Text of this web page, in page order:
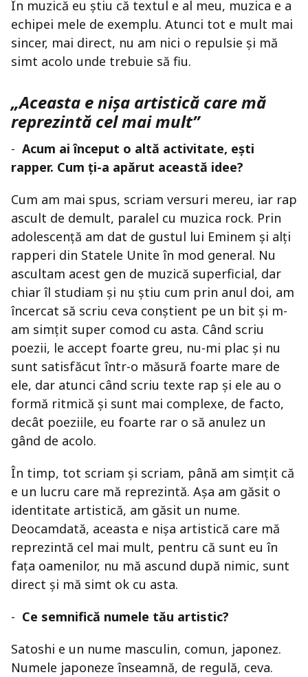
În muzică eu știu că textul e al meu, muzica e a
echipei mele de exemplu. Atunci tot e mult mai
sincer, mai direct, nu am nici o repulsie și mă
simt acolo unde trebuie să fiu.
„Aceasta e nișa artistică care mă
reprezintă cel mai mult”
- Acum ai început o altă activitate, ești
rapper. Cum ți-a apărut această idee?
Cum am mai spus, scriam versuri mereu, iar rap
ascult de demult, paralel cu muzica rock. Prin
adolescență am dat de gustul lui Eminem și alți
rapperi din Statele Unite în mod general. Nu
ascultam acest gen de muzică superficial, dar
chiar îl studiam și nu știu cum prin anul doi, am
încercat să scriu ceva conștient pe un bit și m-
am simțit super comod cu asta. Când scriu
poezii, le accept foarte greu, nu-mi plac și nu
sunt satisfăcut într-o măsură foarte mare de
ele, dar atunci când scriu texte rap și ele au o
formă ritmică și sunt mai complexe, de facto,
decât poeziile, eu foarte rar o să anulez un
gând de acolo.
În timp, tot scriam și scriam, până am simțit că
e un lucru care mă reprezintă. Așa am găsit o
identitate artistică, am găsit un nume.
Deocamdată, aceasta e nișa artistică care mă
reprezintă cel mai mult, pentru că sunt eu în
fața oamenilor, nu mă ascund după nimic, sunt
direct și mă simt ok cu asta.
- Ce semnifică numele tău artistic?
Satoshi e un nume masculin, comun, japonez.
Numele japoneze înseamnă, de regulă, ceva.